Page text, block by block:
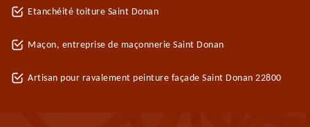
Etanchéité toiture Saint Donan
Maçon, entreprise de maçonnerie Saint Donan
Artisan pour ravalement peinture façade Saint Donan 22800